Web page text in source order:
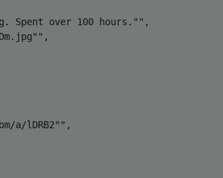
Spent over 100 hours."",
a/lDRB2"",